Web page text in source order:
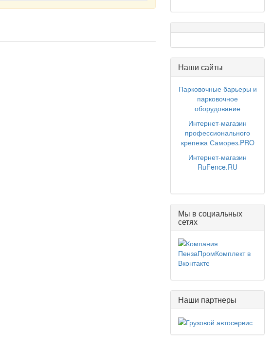
Наши сайты
Парковочные барьеры и
парковочное
оборудование
Интернет-магазин
профессионального
крепежа Саморез.PRO
Интернет-магазин
RuFence.RU
Мы в социальных
сетях
Наши партнеры